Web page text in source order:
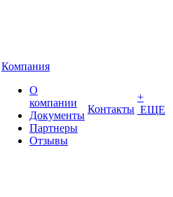
Компания
О
компании
Документы
Партнеры
Отзывы
Контакты
+
ЕЩЕ